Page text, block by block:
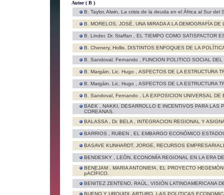
Autor ( B )
B. Taylor, Alwin, La crisis de la deuda en el África al Sur del
B. MORELOS, JOSÉ, UNA MIRADA A LA DEMOGRAFÍA
B. Linder, Dr. Staffan , EL TIEMPO COMO SATISFACTOR
B. Chenery, Hollis, DISTINTOS ENFOQUES DE LA
B. Sandoval, Fernando , FUNCION POLITICO SOCIAL
B. Margáin, Lic. Hugo , ASPECTOS DE LA ESTRUCTURA
B. Margáin, Lic. Hugo , ASPECTOS DE LA ESTRUCTURA
B. Sandoval, Fernando , LA EXPOSICION UNIVERSAL DE
BAEK , NAKKI, DESARROLLO E INCENTIVOS PARA LAS
COREANAS.
BALASSA , Dr. BELA , INTEGRACION REGIONAL Y
BARRIOS , RUBEN , EL EMBARGO ECONÓMICO
BASAVE KUNHARDT, JORGE, RECURSOS
BENDESKY , LEÓN, ECONOMÍA REGIONAL EN LA ERA
BENEJAM , MARIA ANTONIEfA, EL PROYECTO
pACÍFICO.
BENITEZ ZENTENO, RAÚL, VISIÓN LATINOAMERICANA
BUENO Y URQUIDI, ARTURO, LAS POLITICAS